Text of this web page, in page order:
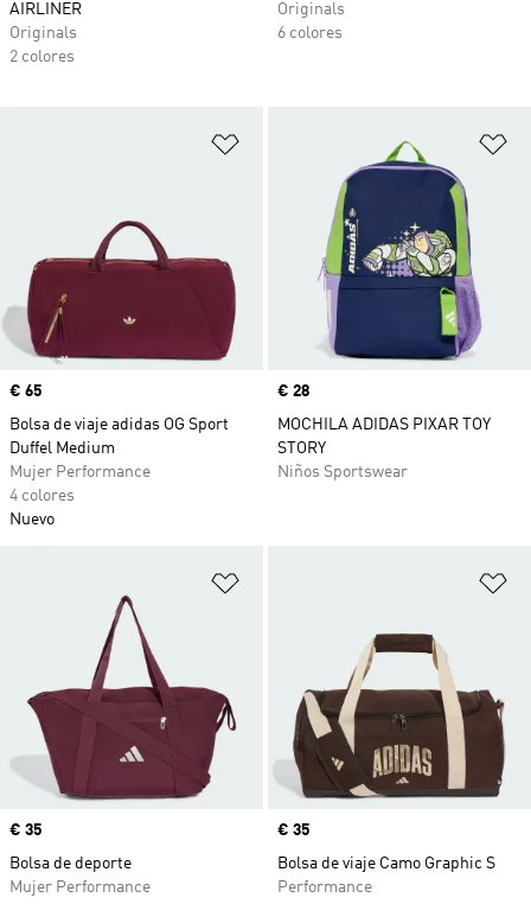
AIRLINER
Originals
2 colores
Originals
6 colores
Añadir a la lista de deseos
Precio
€ 65
Bolsa de viaje adidas OG Sport
Duffel Medium
Mujer Performance
4 colores
Nuevo
Precio
€ 28
MOCHILA ADIDAS PIXAR TOY
STORY
Niños Sportswear
Precio
€ 35
Bolsa de deporte
Mujer Performance
Precio
€ 35
Bolsa de viaje Camo Graphic S
Performance